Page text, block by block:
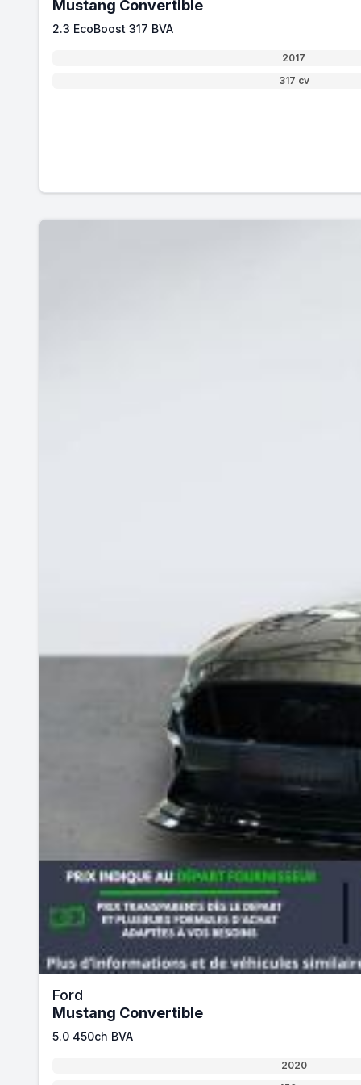
Mustang Convertible
2.3 EcoBoost 317 BVA
2017
317 cv
Ford
Mustang Convertible
5.0 450ch BVA
2020